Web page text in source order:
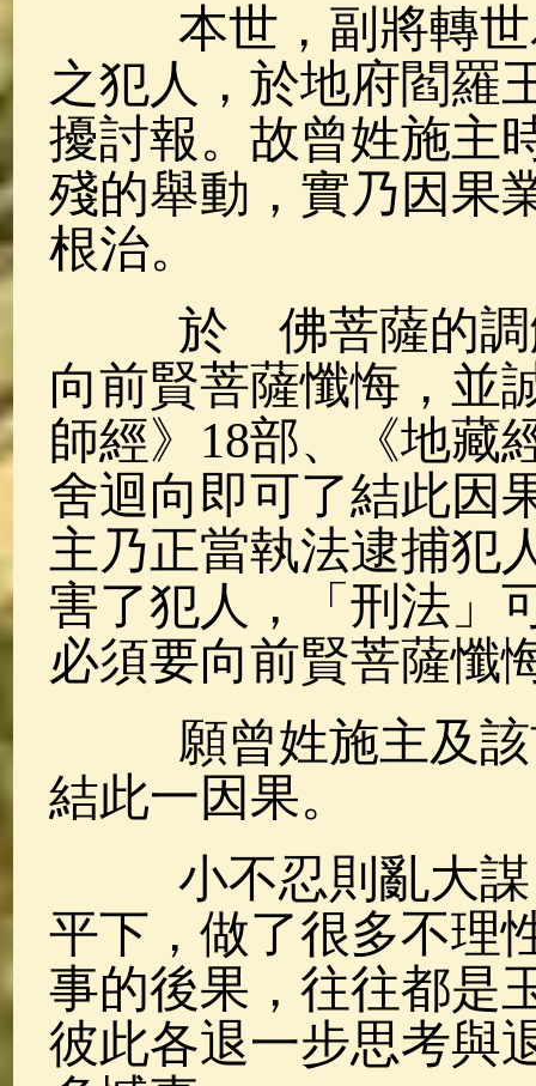
本世，副將轉世
之犯人，於地府閻羅
擾討報。故曾姓施主
殘的舉動，實乃因果
根治。
於 佛菩薩的調
向前賢菩薩懺悔，並
師經》18部、《地藏
舍迴向即可了結此因
主乃正當執法逮捕犯
害了犯人，「刑法」
必須要向前賢菩薩懺
願曾姓施主及該
結此一因果。
小不忍則亂大謀
平下，做了很多不理
事的後果，往往都是
彼此各退一步思考與